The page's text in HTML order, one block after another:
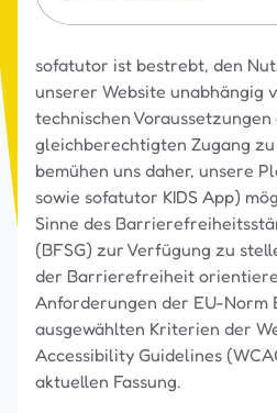
sofatutor ist bestrebt, den
unserer Website unabhängig
technischen Voraussetzungen
gleichberechtigten Zugang
bemühen uns daher, unsere
sowie sofatutor KIDS App)
Sinne des
(BFSG) zur Verfügung zu
der Barrierefreiheit
Anforderungen der EU-Norm
ausgewählten Kriterien der
Accessibility Guidelines
aktuellen Fassung.